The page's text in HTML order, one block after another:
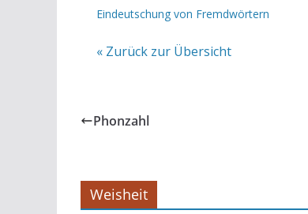
Eindeutschung von Fremdwörtern
« Zurück zur Übersicht
Phonzahl
Weisheit